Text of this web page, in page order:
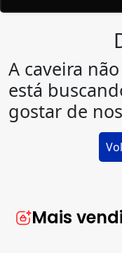
A caveira
está
gostar de
Mais